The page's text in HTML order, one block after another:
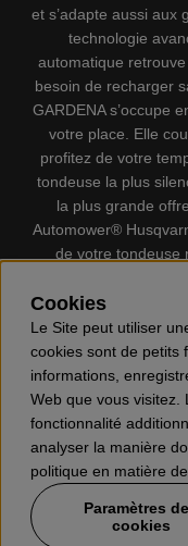
et s’adapte aussi aux
technologie
automatique retrouve
besoin de recharger
GARDENA s’occupe
votre place. Elle
profitez de votre
tondeuse la plus
la plus grande
Automower®
de votre tondeuse
individuel, Coupe-
Motoculteurs,
haute pression,
forestiers,
Cookies
Le Site peut utiliser
cookies sont de petits
informations,
Web que vous visitez.
fonctionnalité
analyser la manière
politique en matière
Paramètres
cookies